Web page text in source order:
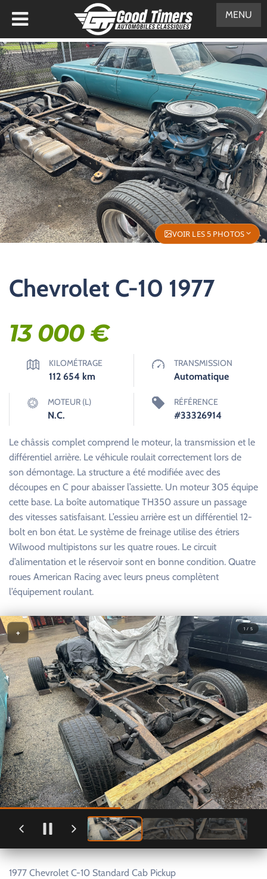
VOIR LES 5 PHOTOS
Chevrolet C-10 1977
13 000€
KILOMÉTRAGE
112 654 km
TRANSMISSION
Automatique
MOTEUR (L)
N.C.
RÉFÉRENCE
#33326914
Le châssis complet comprend le moteur, la transmission et le
différentiel arrière. Le véhicule roulait correctement lors de
son démontage. La structure a été modifiée avec des
découpes en C pour abaisser l’assiette. Un moteur 305 équipe
cette base. La boîte automatique TH350 assure un passage
des vitesses satisfaisant. L’essieu arrière est un différentiel 12-
bolt en bon état. Le système de freinage utilise des étriers
Wilwood multipistons sur les quatre roues. Le circuit
d’alimentation et le réservoir sont en bonne condition. Quatre
roues American Racing avec leurs pneus complètent
l’équipement roulant.
1 / 5
+
1977 Chevrolet C-10 Standard Cab Pickup
MENU